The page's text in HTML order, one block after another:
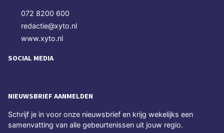
072 8200 600
redactie@xyto.nl
www.xyto.nl
SOCIAL MEDIA
NIEUWSBRIEF AANMELDEN
Schrijf je in voor onze nieuwsbrief en krijg wekelijks een
samenvatting van alle gebeurtenissen uit jouw regio.